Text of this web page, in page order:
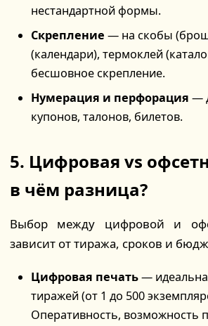
нестандартной формы.
Скрепление — на скобы
(календари), термоклей
бесшовное скрепление.
Нумерация и перфорация —
купонов, талонов, билетов.
5. Цифровая vs
в чём разница?
Выбор между цифровой и
зависит от тиража, сроков и
Цифровая печать—
тиражей (от 1 до 500
Оперативность, возможность